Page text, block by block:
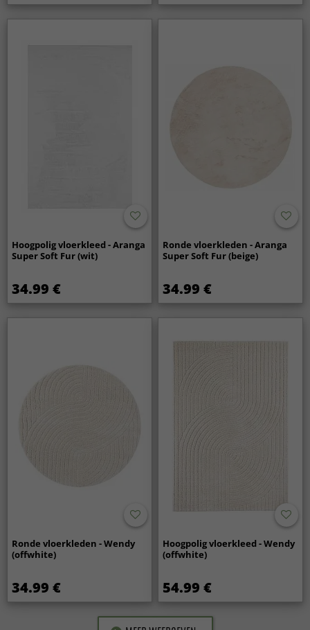
Hoogpolig vloerkleed - Aranga
Super Soft Fur (wit)
34.99 €
Ronde vloerkleden - Aranga
Super Soft Fur (beige)
34.99 €
Ronde vloerkleden - Wendy
(offwhite)
34.99 €
Hoogpolig vloerkleed - Wendy
(offwhite)
54.99 €